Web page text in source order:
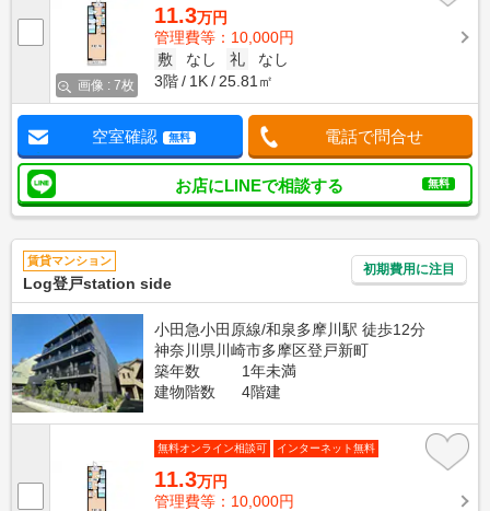
画像 : 7枚
11.3万円
管理費等：10,000円
敷
なし 礼
なし
3階
1K 25.81㎡
空室確認 無料 電話で問合せ
お店にLINEで相談する 無料
賃貸マンション
Log登戸station side
初期費用に注目
小田急小田原線/和泉多摩川駅 徒歩12分
神奈川県川崎市多摩区登戸新町
築年数
1年未満
建物階数
4階建
無料オンライン相談可 インターネット無料
11.3万円
管理費等：10,000円